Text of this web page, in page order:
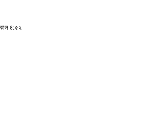
৪:৫২